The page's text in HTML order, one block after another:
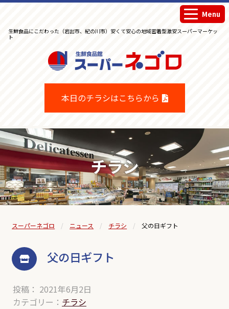
生鮮食品にこだわった（岩出市、紀の川市）安くて安心の地域密着型激安スーパーマーケッ
ト
本日のチラシはこちらから
Menu
チラシ
スーパーネゴロ ニュース チラシ 父の日ギフト
父の日ギフト
投稿： 2021年6月2日
カテゴリー： チラシ